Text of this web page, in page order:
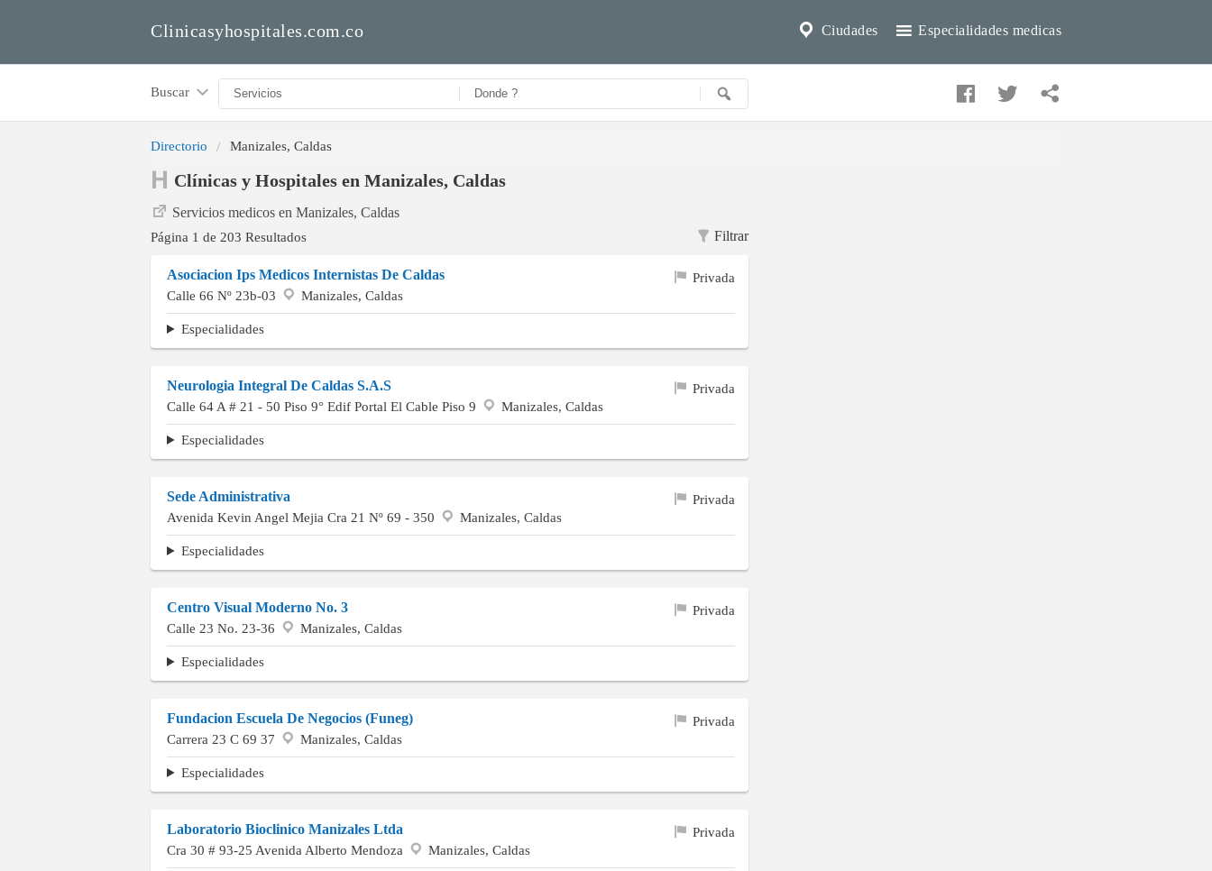
Especialidades medicas
Ciudades
Clinicasyhospitales.com.co
Buscar
Directorio Manizales, Caldas
Clínicas y Hospitales en Manizales, Caldas
Servicios medicos en Manizales, Caldas
Filtrar
Página 1 de 203 Resultados
Asociacion Ips Medicos Internistas De Caldas
Privada
Calle 66 Nº 23b-03
Manizales, Caldas
Especialidades
Neurologia Integral De Caldas S.A.S
Privada
Calle 64 A # 21 - 50 Piso 9° Edif Portal El Cable Piso 9
Manizales, Caldas
Especialidades
Sede Administrativa
Privada
Avenida Kevin Angel Mejia Cra 21 Nº 69 - 350
Manizales, Caldas
Especialidades
Centro Visual Moderno No. 3
Privada
Calle 23 No. 23-36
Manizales, Caldas
Especialidades
Fundacion Escuela De Negocios (Funeg)
Privada
Carrera 23 C 69 37
Manizales, Caldas
Especialidades
Laboratorio Bioclinico Manizales Ltda
Privada
Cra 30 # 93-25 Avenida Alberto Mendoza
Manizales, Caldas